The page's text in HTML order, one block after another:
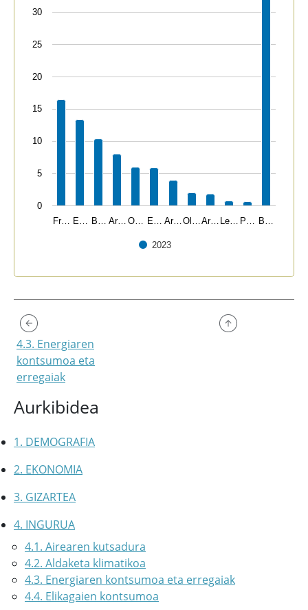
Aurkibidea
1. DEMOGRAFIA
2. EKONOMIA
3. GIZARTEA
4. INGURUA
4.1. Airearen kutsadura
4.2. Aldaketa klimatikoa
4.3. Energiaren kontsumoa eta erregaiak
4.4. Elikagaien kontsumoa
2023
Fr… E… B… Ar… O… E… Ar…Ol…Ar… Le… P… B…
0
5
10
15
20
25
30
4.3. Energiaren
kontsumoa eta
erregaiak